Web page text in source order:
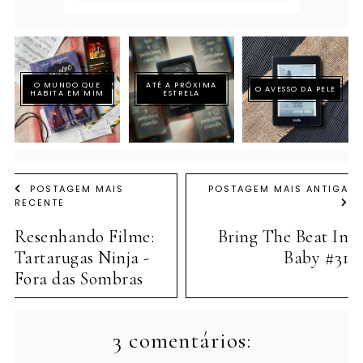
O MUNDO QUE
HABITA EM MIM
ATÉ A PRÓXIMA
ESTRELA O AVESSO DA PELE
POSTAGEM MAIS
RECENTE
Resenhando Filme:
Tartarugas Ninja -
Fora das Sombras
POSTAGEM MAIS ANTIGA
Bring The Beat In
Baby #31
3 comentários: